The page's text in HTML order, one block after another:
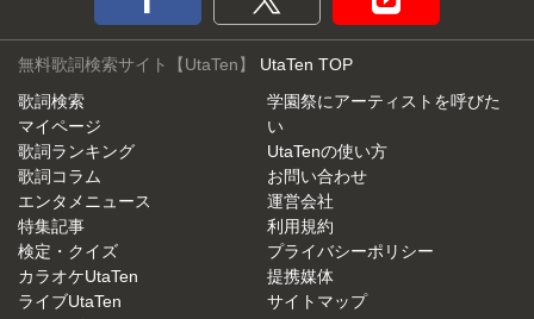
無料歌詞検索サイト【UtaTen】 UtaTen TOP
歌詞検索
マイページ
歌詞ランキング
歌詞コラム
エンタメニュース
特集記事
検定・クイズ
カラオケUtaTen
ライブUtaTen
学園祭にアーティストを呼びた
い
UtaTenの使い方
お問い合わせ
運営会社
利用規約
プライバシーポリシー
提携媒体
サイトマップ